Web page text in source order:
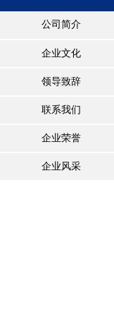
公司简介
企业文化
领导致辞
联系我们
企业荣誉
企业风采